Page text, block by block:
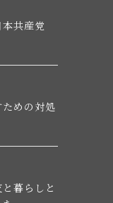
本共産党
めの対処
暮らしと